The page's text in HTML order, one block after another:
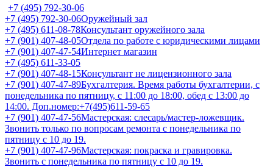
+7 (495) 792-30-06
+7 (495) 792-30-06Оружейный зал
+7 (495) 611-08-78Консультант оружейного зала
+7 (901) 407-48-05Отдела по работе с юридическими лицами
+7 (901) 407-47-54Интернет магазин
+7 (495) 611-33-05
+7 (901) 407-48-15Консультант не лицензионного зала
+7 (901) 407-47-89Бухгалтерия. Время работы бухгалтерии, с
понедельника по пятницу, с 11:00 до 18:00, обед с 13:00 до
14:00. Доп.номер:+7(495)611-59-65
+7 (901) 407-47-56Мастерская: слесарь/мастер-ложевщик.
Звонить только по вопросам ремонта с понедельника по
пятницу с 10 до 19.
+7 (901) 407-47-96Мастерская: покраска и гравировка.
Звонить с понедельника по пятницу с 10 до 19.